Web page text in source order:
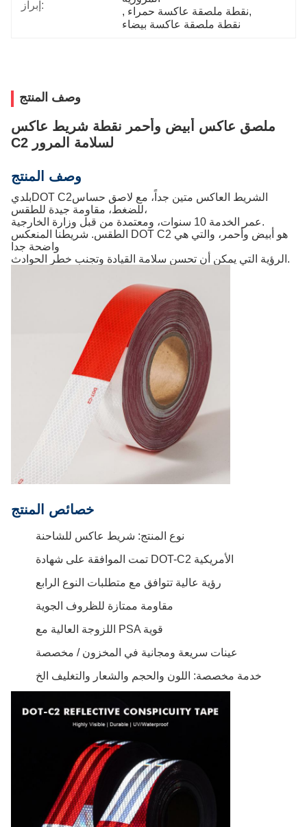
إبراز:
, نقطة ملصقة عاكسة حمراء,
نقطة ملصقة عاكسة بيضاء
وصف المنتج
ملصق عاكس أبيض وأحمر نقطة شريط عاكس
C2 لسلامة المرور
وصف المنتج
بلديDOT C2الشريط العاكس متين جداً، مع لاصق حساس
للضغط، مقاومة جيدة للطقس،
عمر الخدمة 10 سنوات، ومعتمدة من قبل وزارة الخارجية.
الطقس. شريطنا المنعكس DOT C2 هو أبيض وأحمر، والتي هي
واضحة جدا
الرؤية التي يمكن أن تحسن سلامة القيادة وتجنب خطر الحوادث.
خصائص المنتج
نوع المنتج: شريط عاكس للشاحنة
تمت الموافقة على شهادة DOT-C2 الأمريكية
رؤية عالية تتوافق مع متطلبات النوع الرابع
مقاومة ممتازة للظروف الجوية
اللزوجة العالية مع PSA قوية
عينات سريعة ومجانية في المخزون / مخصصة
خدمة مخصصة: اللون والحجم والشعار والتغليف الخ